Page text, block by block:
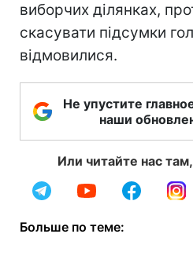
виборчих ділянках,
скасувати підсумки
відмовилися.
Не упустите
наши
Или читайте нас
Больше по теме: